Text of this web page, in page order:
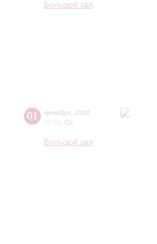
Большой зал
01 октября 2014
20:00 Ср
Большой зал